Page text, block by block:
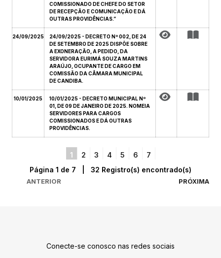
COMISSIONADO DE CHEFE DO SETOR
DE RECEPÇÃO E COMUNICAÇÃO E DÁ
OUTRAS PROVIDÊNCIAS.”
24/09/2025
24/09/2025 - DECRETO Nº 002, DE 24
DE SETEMBRO DE 2025 DISPÕE SOBRE
A EXONERAÇÃO, A PEDIDO, DA
SERVIDORA EURIMÁ SOUZA MARTINS
ARAÚJO, OCUPANTE DE CARGO EM
COMISSÃO DA CÂMARA MUNICIPAL
DE CANDIBA.
10/01/2025
10/01/2025 - DECRETO MUNICIPAL Nº
01, DE 09 DE JANEIRO DE 2025. NOMEIA
SERVIDORES PARA CARGOS
COMISSIONADOS E DÁ OUTRAS
PROVIDÊNCIAS.
1 2 3 4 5 6 7
ANTERIOR
Página 1 de 7 | 32 Registro(s) encontrado(s)
PRÓXIMA
Conecte-se conosco nas redes sociais